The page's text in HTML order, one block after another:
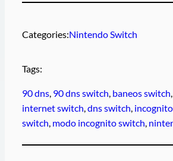
Categories:Nintendo Switch
Tags:
90 dns, 90 dns switch, baneos switch,
internet switch, dns switch, incognito
switch, modo incognito switch,